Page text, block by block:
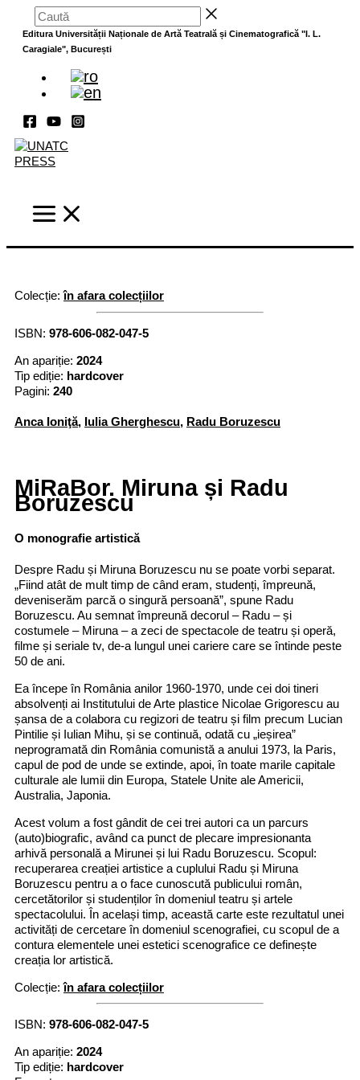
content
Caută
Editura Universității Naționale de Artă Teatrală și Cinematografică "I. L.
Caragiale", București
Colecție:în afara colecțiilor
ISBN: 978-606-082-047-5
An apariție: 2024
Tip ediție: hardcover
Pagini: 240
Anca Ioniţă, Iulia Gherghescu, Radu Boruzescu
MiRaBor. Miruna și Radu
Boruzescu
O monografie artistică
Despre Radu și Miruna Boruzescu nu se poate vorbi separat.
„Fiind atât de mult timp de când eram, studenți, împreună,
deveniserăm parcă o singură persoană”, spune Radu
Boruzescu. Au semnat împreună decorul – Radu – și
costumele – Miruna – a zeci de spectacole de teatru și operă,
filme și seriale tv, de-a lungul unei cariere care se întinde peste
50 de ani.
Ea începe în România anilor 1960-1970, unde cei doi tineri
absolvenți ai Institutului de Arte plastice Nicolae Grigorescu au
șansa de a colabora cu regizori de teatru și film precum Lucian
Pintilie și Iulian Mihu, și se continuă, odată cu „ieșirea”
neprogramată din România comunistă a anului 1973, la Paris,
capul de pod de unde se extinde, apoi, în toate marile capitale
culturale ale lumii din Europa, Statele Unite ale Americii,
Australia, Japonia.
Acest volum a fost gândit de cei trei autori ca un parcurs
(auto)biografic, având ca punct de plecare impresionanta
arhivă personală a Mirunei și lui Radu Boruzescu. Scopul:
recuperarea creației artistice a cuplului Radu și Miruna
Boruzescu pentru a o face cunoscută publicului român,
cercetătorilor și studenților în domeniul teatru și artele
spectacolului. În același timp, această carte este rezultatul unei
activități de cercetare în domeniul scenografiei, cu scopul de a
contura elementele unei estetici scenografice ce definește
creația lor artistică.
Colecție:în afara colecțiilor
ISBN: 978-606-082-047-5
An apariție: 2024
Tip ediție: hardcover